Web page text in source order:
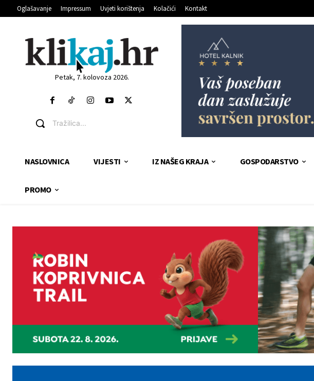
Oglašavanje Impressum Uvjeti korištenja Kolačići Kontakt
Petak, 7. kolovoza 2026.
Tražilica...
NASLOVNICA VIJESTI IZ NAŠEG KRAJA GOSPODARSTVO
PROMO